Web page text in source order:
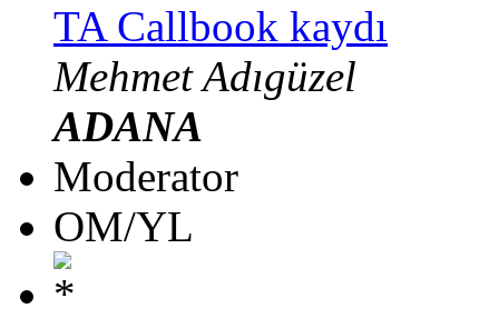
TA Callbook kaydı
Mehmet Adıgüzel
ADANA
Moderator
OM/YL